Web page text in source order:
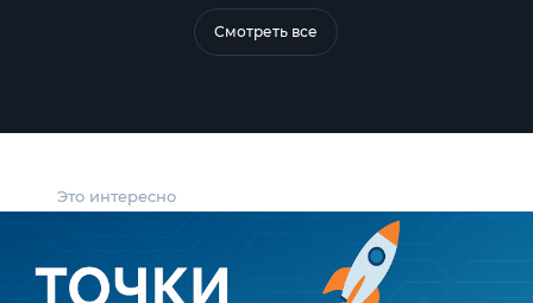
Это интересно
Смотреть все